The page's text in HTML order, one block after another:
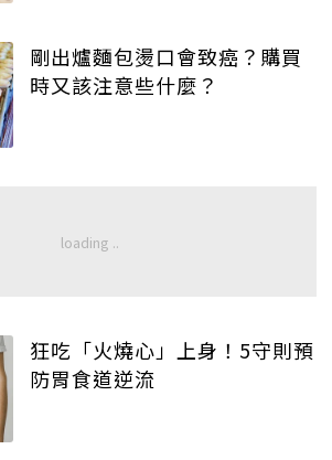
剛出爐麵包燙口會致癌？購買
時又該注意些什麼？
狂吃「火燒心」上身！5守則預
防胃食道逆流